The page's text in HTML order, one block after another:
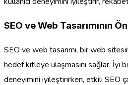
SEO ve Web Tasarımının
SEO ve web tasarımı, bir web
hedef kitleye ulaşmasını sağlar. İyi
deneyimini iyileştirirken, etkili SEO